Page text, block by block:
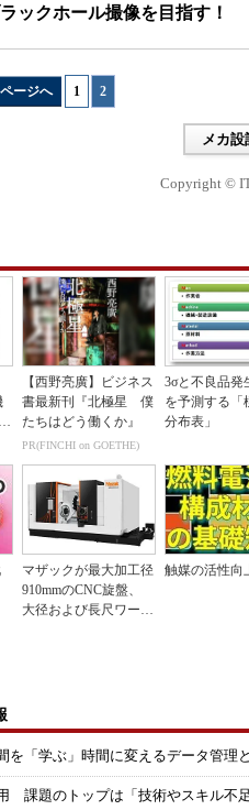
ックホール撮像を目指す！
ージへ 1 2
メカ設
Copyright ©
【西野亮廣】ビジネス
書最新刊『北極星 僕
たちはどう働くか』
PR(FINCHI on GOETHE)
3σと不良品発
を予測する「
分布表」
マザックが最大加工径
910mmのCNC旋盤、
大径および長尺ワーク
触媒の活性向
「学ぶ」時間に変えるデータ管理
課題のトップは「技術やスキル不足